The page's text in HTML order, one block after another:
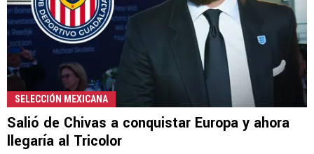
SELECCIÓN MEXICANA
Salió de Chivas a conquistar Europa y ahora
llegaría al Tricolor